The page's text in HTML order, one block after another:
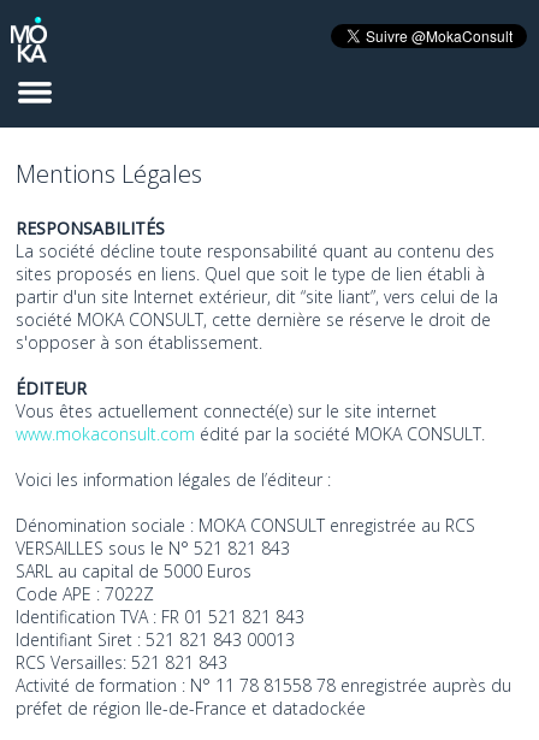
Mentions Légales
RESPONSABILITÉS
La société décline toute responsabilité quant au contenu des
sites proposés en liens. Quel que soit le type de lien établi à
partir d'un site Internet extérieur, dit “site liant”, vers celui de la
société MOKA CONSULT, cette dernière se réserve le droit de
s'opposer à son établissement.
ÉDITEUR
Vous êtes actuellement connecté(e) sur le site internet
www.mokaconsult.com édité par la société MOKA CONSULT.
Voici les information légales de l’éditeur :
Dénomination sociale : MOKA CONSULT enregistrée au RCS
VERSAILLES sous le N° 521 821 843
SARL au capital de 5000 Euros
Code APE : 7022Z
Identification TVA : FR 01 521 821 843
Identifiant Siret : 521 821 843 00013
RCS Versailles: 521 821 843
Activité de formation : N° 11 78 81558 78 enregistrée auprès du
préfet de région Ile-de-France et datadockée